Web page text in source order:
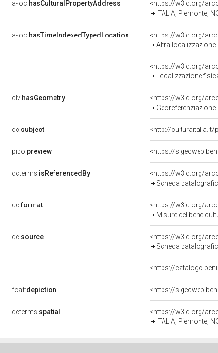
a-loc:hasCulturalPropertyAddress
<https://w3id.org/
ITALIA, Piemonte,
a-loc:hasTimeIndexedTypedLocation
<https://w3id.org/
Altra localizzazione
<https://w3id.org/
Localizzazione
clv:hasGeometry
<https://w3id.org/
dc:subject <http://culturaitalia.it/
pico:preview <https://
dcterms:isReferencedBy
<https://w3id.org/
Scheda
dc:format
<https://w3id.org/
Misure del bene
dc:source
<https://w3id.org/
Scheda
<https://
foaf:depiction <https://
dcterms:spatial
<https://w3id.org/
ITALIA, Piemonte,